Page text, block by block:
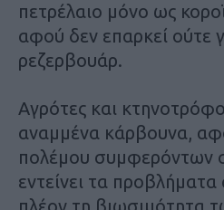
πετρέλαιο μόνο ως
αφού δεν επαρκεί ούτε
ρεζερβουάρ.
Αγρότες και
αναμμένα κάρβουνα,
πολέμου συμφερόντων
εντείνει τα